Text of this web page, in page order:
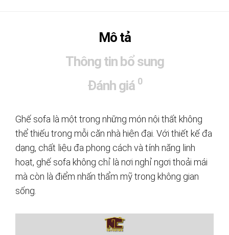
Mô tả
Thông tin bổ sung
Đánh giá 0
Ghế sofa là một trong những món nội thất không
thể thiếu trong mỗi căn nhà hiện đại. Với thiết kế đa
dạng, chất liệu đa phong cách và tính năng linh
hoạt, ghế sofa không chỉ là nơi nghỉ ngơi thoải mái
mà còn là điểm nhấn thẩm mỹ trong không gian
sống.